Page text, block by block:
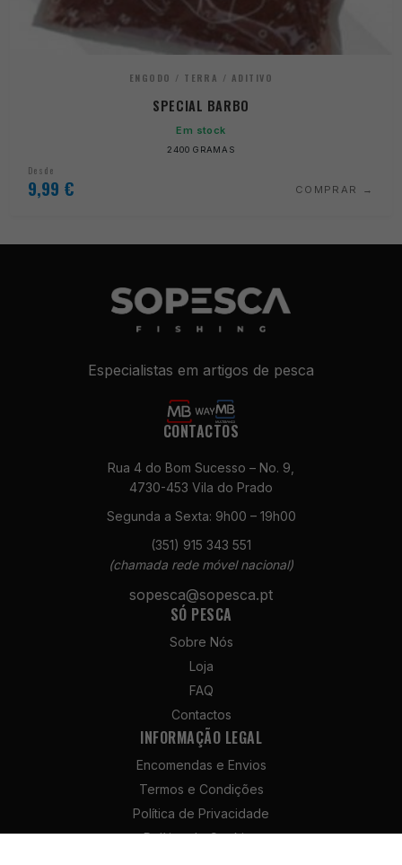
ENGODO / TERRA / ADITIVO
SPECIAL BARBO
Em stock
2400 GRAMAS
Desde
9,99 € COMPRAR
Especialistas em artigos de pesca
CONTACTOS
Rua 4 do Bom Sucesso – No. 9,
4730-453 Vila do Prado
Segunda a Sexta: 9h00 – 19h00
(351) 915 343 551
(chamada rede móvel nacional)
sopesca@sopesca.pt
SÓ PESCA
Sobre Nós
Loja
FAQ
Contactos
INFORMAÇÃO LEGAL
Encomendas e Envios
Termos e Condições
Política de Privacidade
Política de Cookies
Estes cookies
não são
Estatísticas
Para que
melhorar a